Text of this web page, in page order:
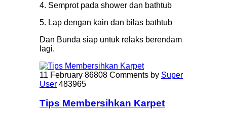
4. Semprot pada shower dan bathtub
5. Lap dengan kain dan bilas bathtub
Dan Bunda siap untuk relaks berendam
lagi.
11 February 86808 Comments by Super
User 483965
Tips Membersihkan Karpet